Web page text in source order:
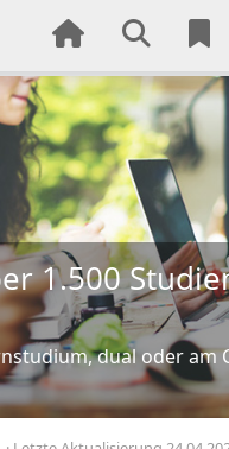
1.500
dual oder am